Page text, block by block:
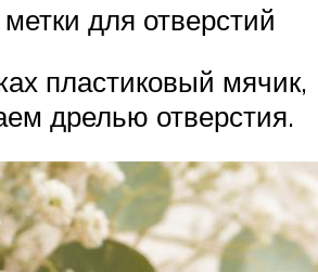
для отверстий
пластиковый мячик,
дрелью отверстия.